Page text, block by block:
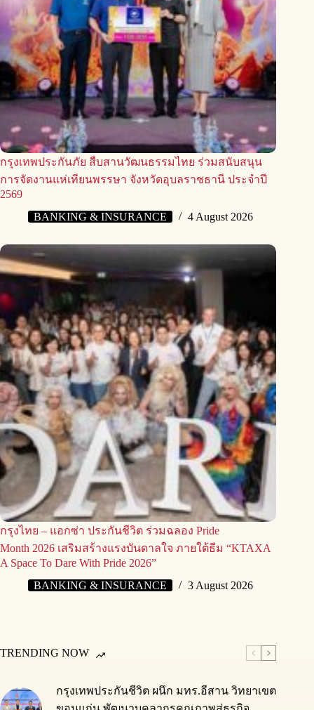
กรุงเทพประกันภัย สืบสานวัฒนธรรมไทย ร่วมสนับสนุน
การจัดงานแห่เทียนพรรษา จังหวัดอุบลราชธานี ประจำปี
2569
BANKING & INSURANCE
4 August 2026
กรุงไทย – แอกซ่า ประกันชีวิต ร่วมฉลอง Pride
Month 2026 เสริมสร้างแรงบันดาลใจ ภายใต้ธีม “KTAXA
A Space To Dare With Pride 2026”
BANKING & INSURANCE
3 August 2026
TRENDING NOW
กรุงเทพประกันชีวิต ผนึก มทร.อีสาน วิทยาเขต